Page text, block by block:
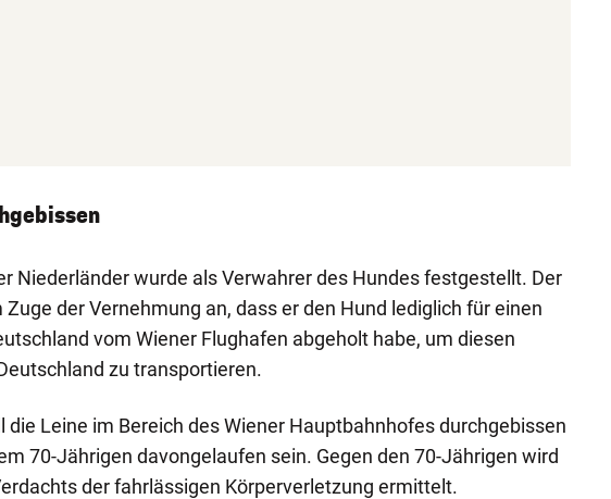
Niederländer wurde als Verwahrer des Hundes festgestellt. Der
Zuge der Vernehmung an, dass er den Hund lediglich für einen
vom Wiener Flughafen abgeholt habe, um diesen
zu transportieren.
die Leine im Bereich des Wiener Hauptbahnhofes durchgebissen
70-Jährigen davongelaufen sein. Gegen den 70-Jährigen wird
der fahrlässigen Körperverletzung ermittelt.